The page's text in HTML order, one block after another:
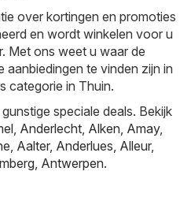
over kortingen en promoties
en wordt winkelen voor u
Met ons weet u waar de
aanbiedingen te vinden zijn in
categorie in Thuin.
speciale deals. Bekijk
Anderlecht Alken Amay,
Aalter, Anderlues Alleur,
Antwerpen.